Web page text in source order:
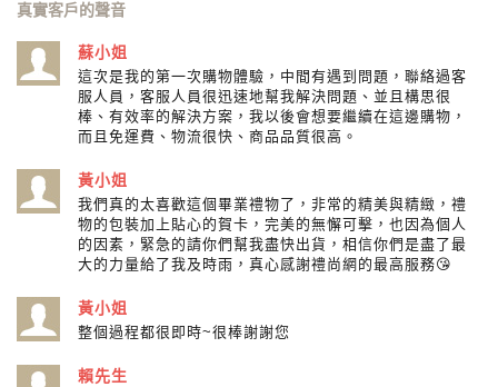
真實客戶的聲音
蘇小姐
這次是我的第一次購物體驗，中間有遇到問題，聯絡過客
服人員，客服人員很迅速地幫我解決問題、並且構思很
棒、有效率的解決方案，我以後會想要繼續在這邊購物，
而且免運費、物流很快、商品品質很高。
黃小姐
我們真的太喜歡這個畢業禮物了，非常的精美與精緻，禮
物的包裝加上貼心的賀卡，完美的無懈可擊，也因為個人
的因素，緊急的請你們幫我盡快出貨，相信你們是盡了最
大的力量給了我及時雨，真心感謝禮尚網的最高服務😘
黃小姐
整個過程都很即時~很棒謝謝您
賴先生